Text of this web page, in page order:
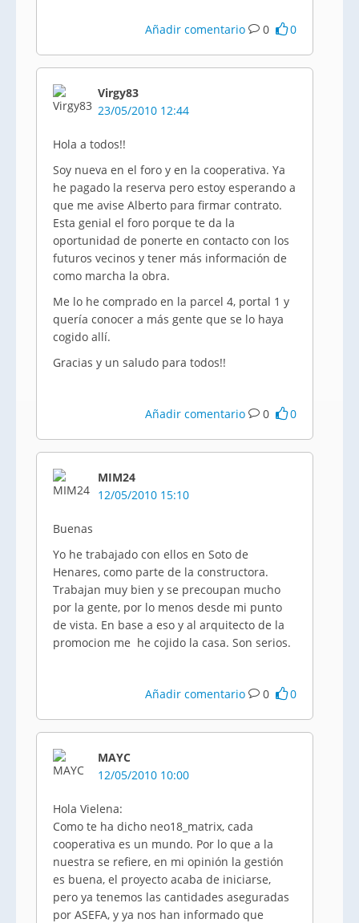
Añadir comentario 0 0
Virgy83
23/05/2010 12:44
Hola a todos!!
Soy nueva en el foro y en la cooperativa. Ya
he pagado la reserva pero estoy esperando a
que me avise Alberto para firmar contrato.
Esta genial el foro porque te da la
oportunidad de ponerte en contacto con los
futuros vecinos y tener más información de
como marcha la obra.
Me lo he comprado en la parcel 4, portal 1 y
quería conocer a más gente que se lo haya
cogido allí.
Gracias y un saludo para todos!!
Añadir comentario 0 0
MIM24
12/05/2010 15:10
Buenas
Yo he trabajado con ellos en Soto de
Henares, como parte de la constructora.
Trabajan muy bien y se precoupan mucho
por la gente, por lo menos desde mi punto
de vista. En base a eso y al arquitecto de la
promocion me he cojido la casa. Son serios.
Añadir comentario 0 0
MAYC
12/05/2010 10:00
Hola Vielena:
Como te ha dicho neo18_matrix, cada
cooperativa es un mundo. Por lo que a la
nuestra se refiere, en mi opinión la gestión
es buena, el proyecto acaba de iniciarse,
pero ya tenemos las cantidades aseguradas
por ASEFA, y ya nos han informado que